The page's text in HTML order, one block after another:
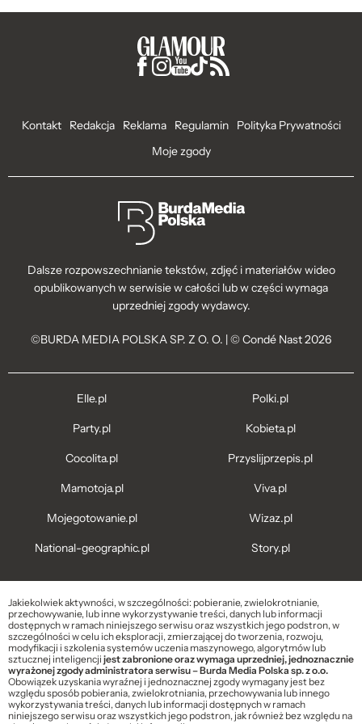
Kontakt Redakcja Reklama Regulamin
Polityka Prywatności
Moje zgody
Dalsze rozpowszechnianie tekstów, zdjęć i materiałów wideo
opublikowanych w serwisie w całości lub w części wymaga
uprzedniej zgody wydawcy.
©BURDA MEDIA POLSKA SP. Z O. O. | © Condé Nast 2026
Elle.pl
Party.pl
Cocolita.pl
Mamotoja.pl
Mojegotowanie.pl
National-geographic.pl
Polki.pl
Kobieta.pl
Przyslijprzepis.pl
Viva.pl
Wizaz.pl
Story.pl
Jakiekolwiek aktywności, w szczególności: pobieranie, zwielokrotnianie,
przechowywanie, lub inne wykorzystywanie treści, danych lub informacji
dostępnych w ramach niniejszego serwisu oraz wszystkich jego podstron, w
szczególności w celu ich eksploracji, zmierzającej do tworzenia, rozwoju,
modyfikacji i szkolenia systemów uczenia maszynowego, algorytmów lub
sztucznej inteligencjijest zabronione oraz wymaga uprzedniej, jednoznacznie
wyrażonej zgody administratora serwisu – Burda Media Polska sp. z o.o.
Obowiązek uzyskania wyraźnej i jednoznacznej zgody wymagany jest bez
względu sposób pobierania, zwielokrotniania, przechowywania lub innego
wykorzystywania treści, danych lub informacji dostępnych w ramach
niniejszego serwisu oraz wszystkich jego podstron, jak również bez względu na